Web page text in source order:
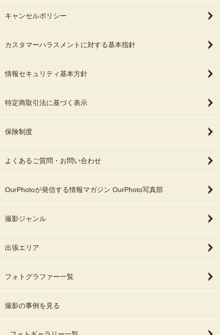
キャンセルポリシー
カスタマーハラスメントに対する基本指針
情報セキュリティ基本方針
特定商取引法に基づく表示
保険制度
よくあるご質問・お問い合わせ
OurPhotoが発信する情報マガジン OurPhoto写真部
撮影ジャンル
出張エリア
フォトグラファー一覧
撮影の事例を見る